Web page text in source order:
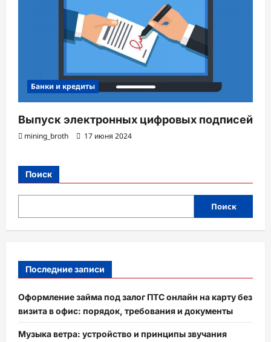
Банки и кредиты
Выпуск электронных цифровых подписей
mining_broth 17 июня 2024
Поиск
Поиск
Последние записи
Оформление займа под залог ПТС онлайн на карту без
визита в офис: порядок, требования и документы
Музыка ветра: устройство и принципы звучания